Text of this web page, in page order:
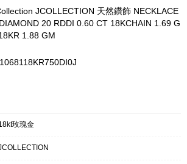
JCOLLECTION 天然鑽飾 NECKLACE
20 RDDI 0.60 CT 18KCHAIN 1.69 G
1.88 GM
玫瑰金